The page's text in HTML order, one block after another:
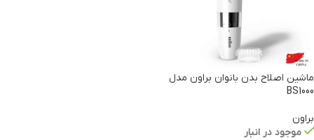
ماشین اصلاح بدن بانوان براون مدل
BS1000
براون
موجود در انبار